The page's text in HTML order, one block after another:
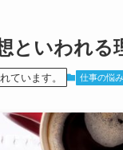
といわれ
ています。 仕事の悩み